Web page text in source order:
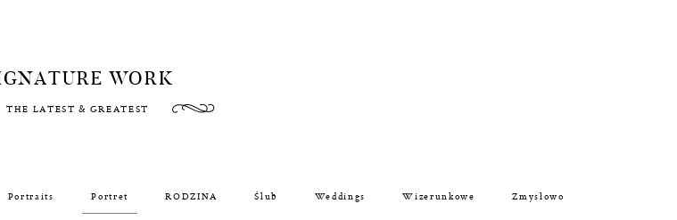
WORK
THE LATEST & GREATEST
Portraits Portret RODZINA Ślub Weddings Wizerunkowe Zmysłowo